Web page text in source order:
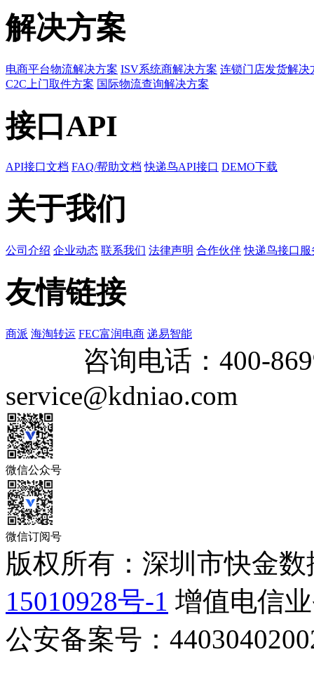
解决方案
电商平台物流解决方案 ISV系统商解决方案 连锁门店发货解决
C2C上门取件方案 国际物流查询解决方案
接口API
API接口文档 FAQ/帮助文档 快递鸟API接口 DEMO下载
关于我们
公司介绍 企业动态 联系我们 法律声明 合作伙伴 快递鸟接口服
友情链接
商派 海淘转运 FEC富润电商 递易智能
咨询电话： 400-
service@kdniao.com
微信公众号
微信订阅号
版权所有：深圳市快金
15010928号-1 增值电信
公安备案号：